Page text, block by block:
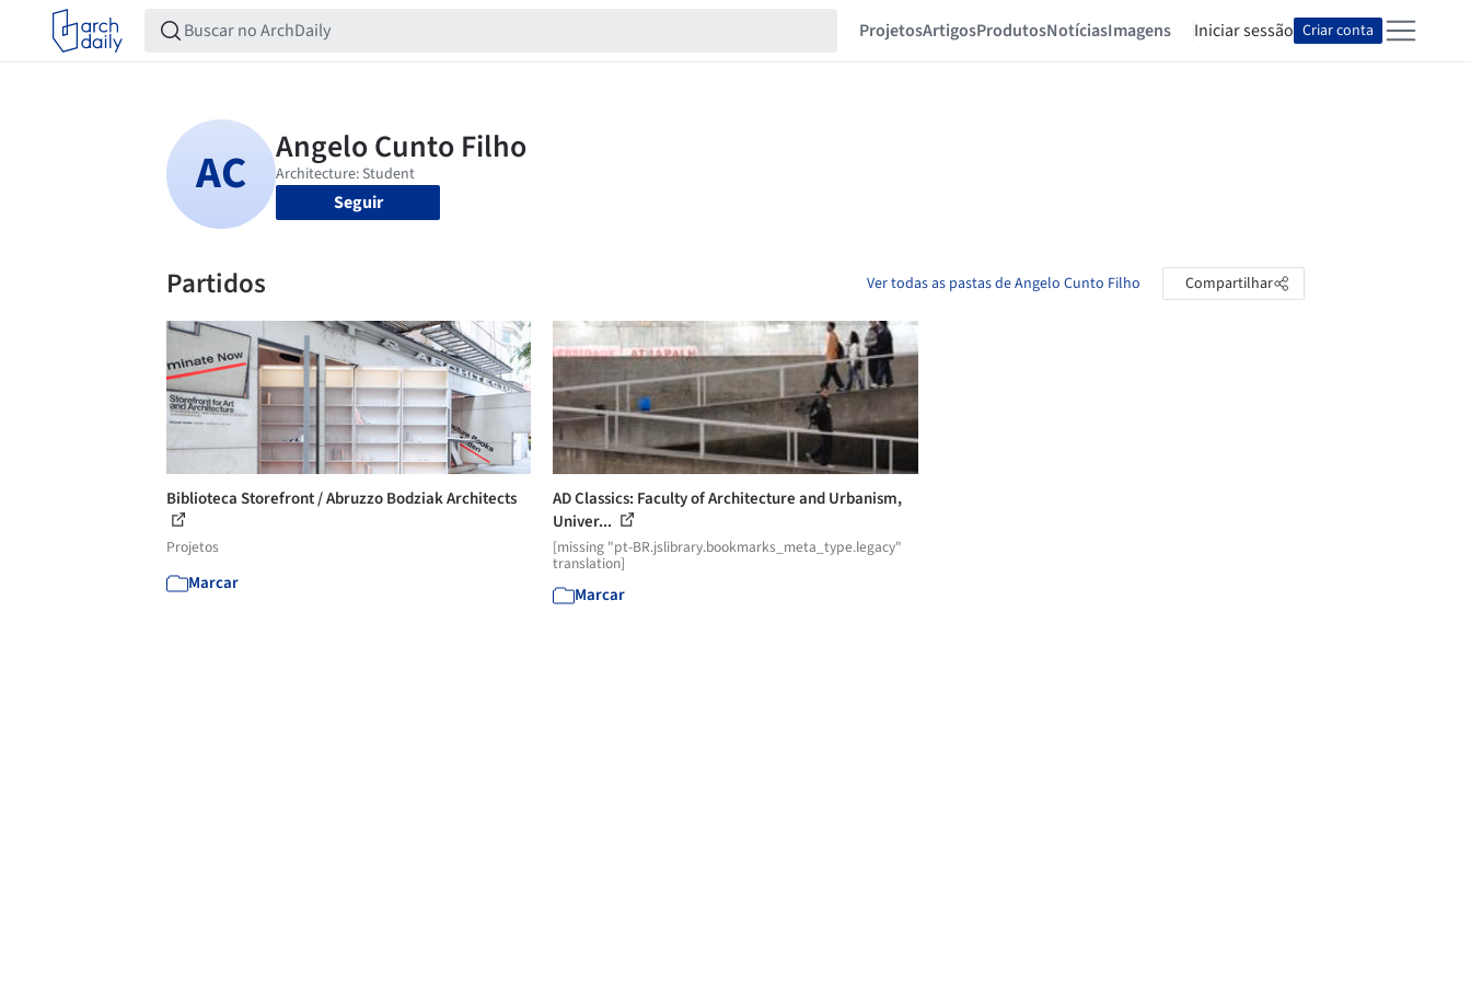
ProjetosArtigosProdutosNotíciasImagens Iniciar sessão Criar conta
Seguir
Partidos Ver todas as pastas de Angelo Cunto Filho Compartilhar
Biblioteca Storefront / Abruzzo Bodziak Architects
Projetos
Marcar
AD Classics: Faculty of Architecture and Urbanism,
Univer...
[missing "pt-BR.jslibrary.bookmarks_meta_type.legacy"
translation]
Marcar